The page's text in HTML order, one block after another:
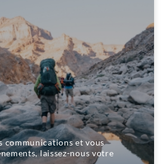
communications et vous
laissez-nous votre